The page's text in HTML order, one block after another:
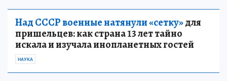
Над СССР военные натянули «сетку»для
пришельцев: как страна 13 лет тайно
искала и изучала инопланетных гостей
НАУКА